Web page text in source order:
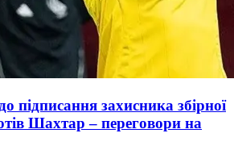
підписання захисника збірної
Шахтар – переговори на